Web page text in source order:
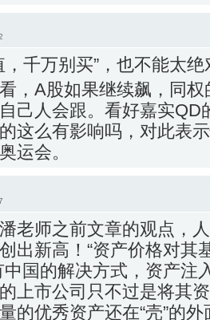
，千万别买”，也不能太
，A股如果继续飙，同
己人会跟。看好嘉实QD
这么有影响吗，对此表
运会。
老师之前文章的观点，
出新高！“资产价格对其
中国的解决方式，资产注
上市公司只不过是将其
的优秀资产还在“壳”的